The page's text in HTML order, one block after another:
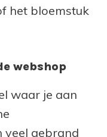
het bloemstuk
webshop
waar je aan
veel gebrand